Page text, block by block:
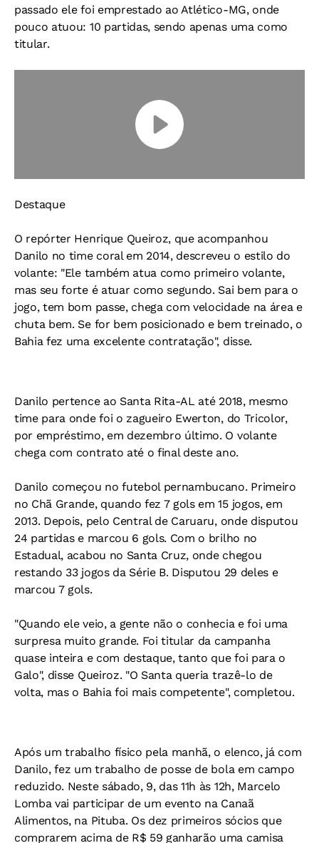
passado ele foi emprestado ao Atlético-MG, onde
pouco atuou: 10 partidas, sendo apenas uma como
titular.
Destaque
O repórter Henrique Queiroz, que acompanhou
Danilo no time coral em 2014, descreveu o estilo do
volante: "Ele também atua como primeiro volante,
mas seu forte é atuar como segundo. Sai bem para o
jogo, tem bom passe, chega com velocidade na área e
chuta bem. Se for bem posicionado e bem treinado, o
Bahia fez uma excelente contratação", disse.
Danilo pertence ao Santa Rita-AL até 2018, mesmo
time para onde foi o zagueiro Ewerton, do Tricolor,
por empréstimo, em dezembro último. O volante
chega com contrato até o final deste ano.
Danilo começou no futebol pernambucano. Primeiro
no Chã Grande, quando fez 7 gols em 15 jogos, em
2013. Depois, pelo Central de Caruaru, onde disputou
24 partidas e marcou 6 gols. Com o brilho no
Estadual, acabou no Santa Cruz, onde chegou
restando 33 jogos da Série B. Disputou 29 deles e
marcou 7 gols.
"Quando ele veio, a gente não o conhecia e foi uma
surpresa muito grande. Foi titular da campanha
quase inteira e com destaque, tanto que foi para o
Galo", disse Queiroz. "O Santa queria trazê-lo de
volta, mas o Bahia foi mais competente", completou.
Após um trabalho físico pela manhã, o elenco, já com
Danilo, fez um trabalho de posse de bola em campo
reduzido. Neste sábado, 9, das 11h às 12h, Marcelo
Lomba vai participar de um evento na Canaã
Alimentos, na Pituba. Os dez primeiros sócios que
comprarem acima de R$ 59 ganharão uma camisa